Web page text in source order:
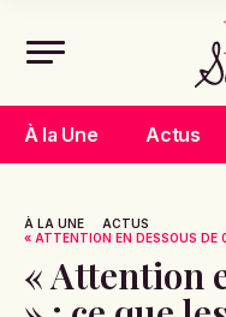
À la Une Actus
À LA UNE
ACTUS
« ATTENTION EN DESSOUS DE
« Attention